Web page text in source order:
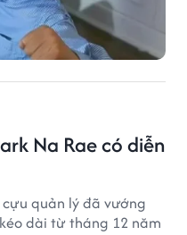
Na Rae có diễn
quản lý đã vướng
dài từ tháng 12 năm